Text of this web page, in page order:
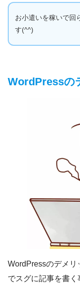
お小遣いを稼いで回
す(^^)
WordPressの
WordPressのデメリ
でスグに記事を書